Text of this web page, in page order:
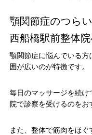
顎関節症のつら
西船橋駅前整体院
顎関節症に悩んでいる方
囲が広いのが特徴です。
毎日のマッサージを続け
院で診察を受けるのをお
また、整体で筋肉をほ